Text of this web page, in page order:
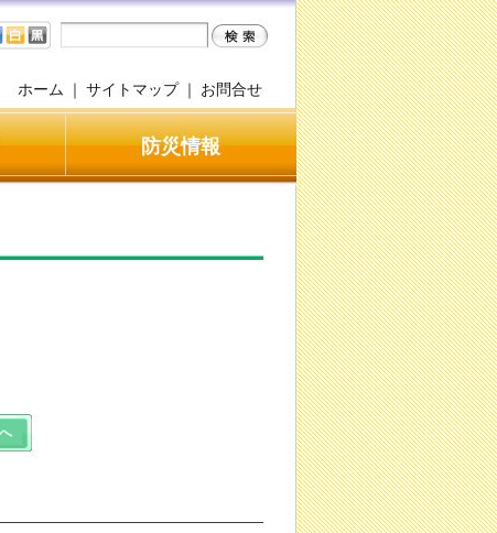
ホーム ｜ サイトマップ ｜ お問合せ
防災情報